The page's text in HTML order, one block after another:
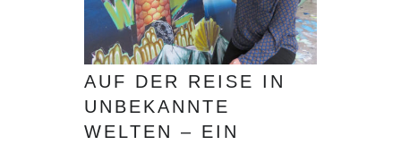
AUF DER REISE IN
UNBEKANNTE
WELTEN – EIN